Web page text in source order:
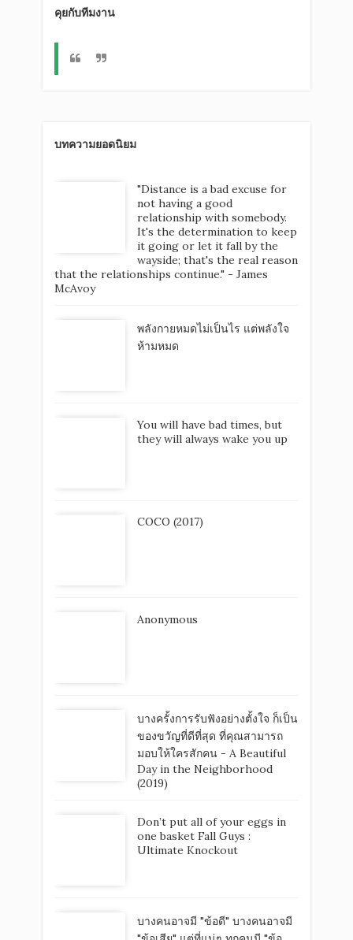
คุยกับทีมงาน
บทความยอดนิยม
"Distance is a bad excuse for
not having a good
relationship with somebody.
It's the determination to keep
it going or let it fall by the
wayside; that's the real reason
that the relationships continue." - James
McAvoy
พลังกายหมดไม่เป็นไร แต่พลังใจ
ห้ามหมด
You will have bad times, but
they will always wake you up
COCO (2017)
Anonymous
บางครั้งการรับฟังอย่างตั้งใจ ก็เป็น
ของขวัญที่ดีที่สุด ที่คุณสามารถ
มอบให้ใครสักคน - A Beautiful
Day in the Neighborhood
(2019)
Don’t put all of your eggs in
one basket Fall Guys :
Ultimate Knockout
บางคนอาจมี "ข้อดี" บางคนอาจมี